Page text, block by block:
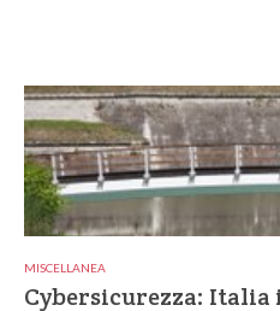
MISCELLANEA
Cybersicurezza: